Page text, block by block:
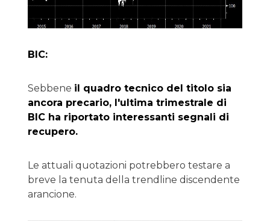
BIC:
Sebbene il quadro tecnico del titolo sia
ancora precario, l'ultima trimestrale di
BIC ha riportato interessanti segnali di
recupero.
Le attuali quotazioni potrebbero testare a
breve la tenuta della trendline discendente
arancione.